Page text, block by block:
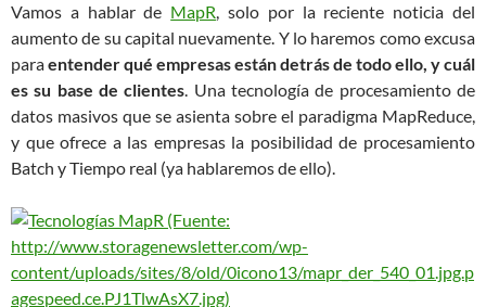
Vamos a hablar de MapR, solo por la reciente noticia del
aumento de su capital nuevamente. Y lo haremos como excusa
paraentender qué empresas están detrás de todo ello, y cuál
es su base de clientes. Una tecnología de procesamiento de
datos masivos que se asienta sobre el paradigma MapReduce,
y que ofrece a las empresas la posibilidad de procesamiento
Batch y Tiempo real (ya hablaremos de ello).